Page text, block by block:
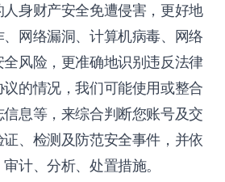
身财产安全免遭侵害，更好地
网络漏洞、计算机病毒、网络
风险，更准确地识别违反法律
的情况，我们可能使用或整合
息等，来综合判断您账号及交
、检测及防范安全事件，并依
计、分析、处置措施。